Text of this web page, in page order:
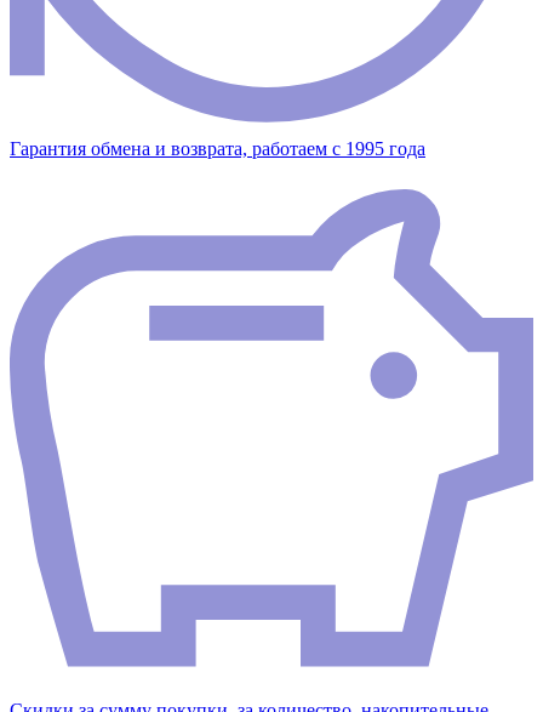
Гарантия обмена и возврата, работаем с 1995 года